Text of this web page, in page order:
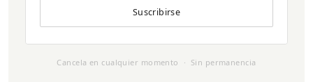
Suscribirse
Cancela en cualquier momento · Sin permanencia